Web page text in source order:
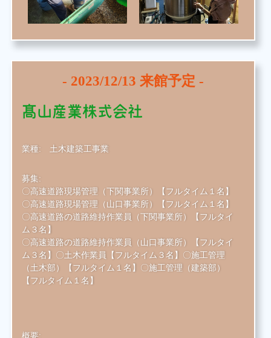
- 2023/12/13 来館予定 -
髙山産業株式会社
業種: 土木建築工事業
募集:
〇高速道路現場管理（下関事業所）【フルタイム１名】
〇高速道路現場管理（山口事業所）【フルタイム１名】
〇高速道路の道路維持作業員（下関事業所）【フルタイ
ム３名】
〇高速道路の道路維持作業員（山口事業所）【フルタイ
ム３名】〇土木作業員【フルタイム３名】〇施工管理
（土木部）【フルタイム１名】〇施工管理（建築部）
【フルタイム１名】
概要: